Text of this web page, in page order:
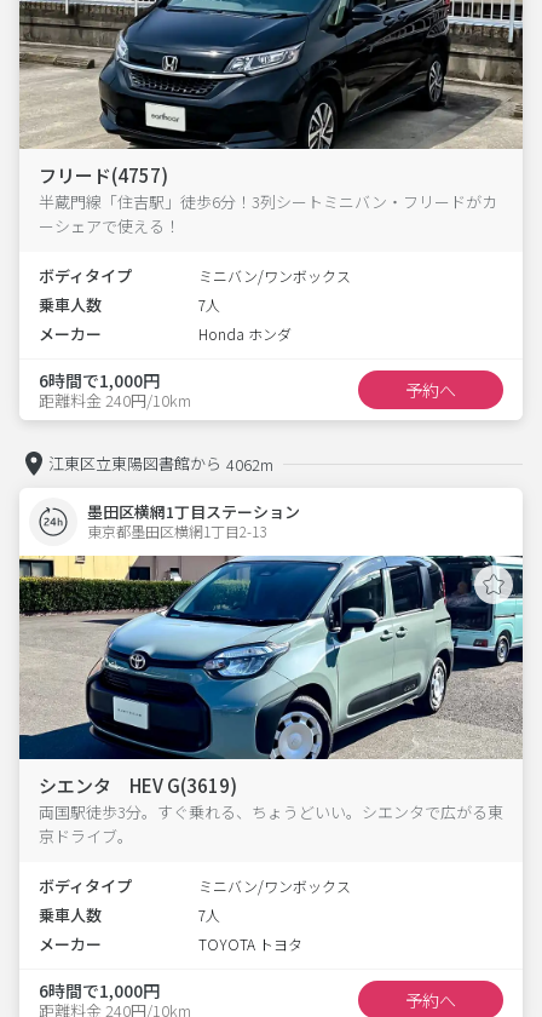
フリード(4757)
半蔵門線「住吉駅」徒歩6分！3列シートミニバン・フリードがカ
ーシェアで使える！
ボディタイプ ミニバン/ワンボックス
乗車人数 7人
メーカー Honda ホンダ
6時間で1,000円
距離料金 240円/10km 予約へ
江東区立東陽図書館から 4062m
墨田区横網1丁目ステーション
東京都墨田区横網1丁目2-13
シエンタ HEV G(3619)
両国駅徒歩3分。すぐ乗れる、ちょうどいい。シエンタで広がる東
京ドライブ。
ボディタイプ ミニバン/ワンボックス
乗車人数 7人
メーカー TOYOTA トヨタ
6時間で1,000円
距離料金 240円/10km 予約へ